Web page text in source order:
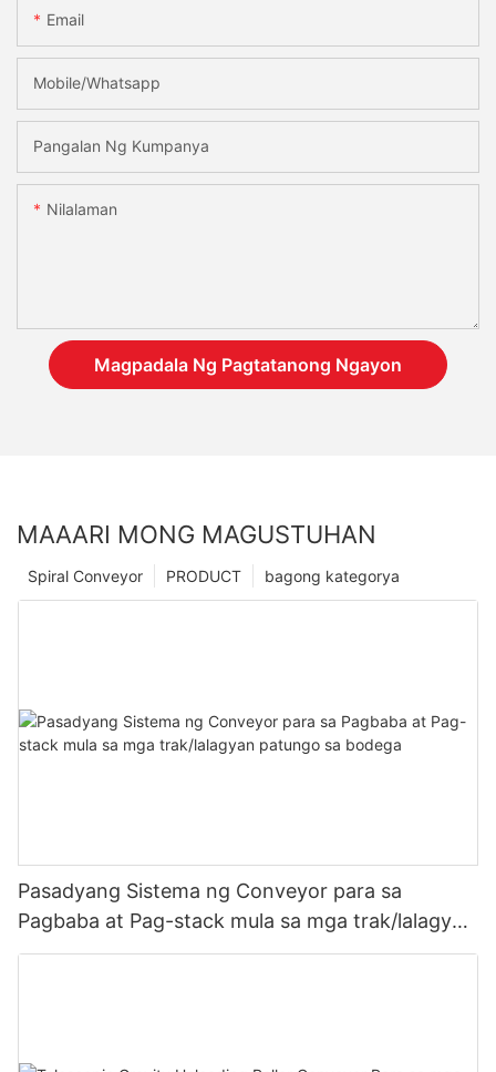
Email
Mobile/Whatsapp
Pangalan Ng Kumpanya
Nilalaman
Magpadala Ng Pagtatanong Ngayon
MAAARI MONG MAGUSTUHAN
bagong kategorya
PRODUCT
Spiral Conveyor
Pasadyang Sistema ng Conveyor para sa
Pagbaba at Pag-stack mula sa mga trak/lalagyan
patungo sa bodega